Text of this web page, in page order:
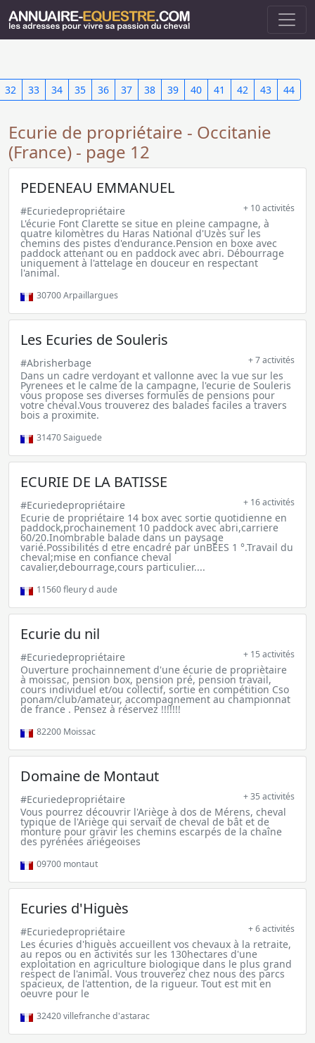
32 33 34 35 36 37 38 39 40 41 42 43 44
Ecurie de propriétaire - Occitanie
(France) - page 12
PEDENEAU EMMANUEL
#Ecuriedepropriétaire + 10 activités
L'écurie Font Clarette se situe en pleine campagne, à
quatre kilomètres du Haras National d'Uzès sur les
chemins des pistes d'endurance.Pension en boxe avec
paddock attenant ou en paddock avec abri. Débourrage
uniquement à l'attelage en douceur en respectant
l'animal.
30700Arpaillargues
Les Ecuries de Souleris
#Abrisherbage + 7 activités
Dans un cadre verdoyant et vallonne avec la vue sur les
Pyrenees et le calme de la campagne, l'ecurie de Souleris
vous propose ses diverses formules de pensions pour
votre cheval.Vous trouverez des balades faciles a travers
bois a proximite.
31470Saiguede
ECURIE DE LA BATISSE
#Ecuriedepropriétaire + 16 activités
Ecurie de propriétaire 14 box avec sortie quotidienne en
paddock,prochainement 10 paddock avec abri,carriere
60/20.Inombrable balade dans un paysage
varié.Possibilités d etre encadré par unBEES 1 °.Travail du
cheval;mise en confiance cheval
cavalier,debourrage,cours particulier....
11560fleury d aude
Ecurie du nil
#Ecuriedepropriétaire + 15 activités
Ouverture prochainnement d'une écurie de propriètaire
à moissac, pension box, pension pré, pension travail,
cours individuel et/ou collectif, sortie en compétition Cso
ponam/club/amateur, accompagnement au championnat
de france . Pensez à réservez !!!!!!!
82200 Moissac
Domaine de Montaut
#Ecuriedepropriétaire + 35 activités
Vous pourrez découvrir l'Ariège à dos de Mérens, cheval
typique de l'Ariège qui servait de cheval de bât et de
monture pour gravir les chemins escarpés de la chaîne
des pyrénées ariégeoises
09700 montaut
Ecuries d'Higuès
#Ecuriedepropriétaire + 6 activités
Les écuries d'higuès accueillent vos chevaux à la retraite,
au repos ou en activités sur les 130hectares d'une
exploitation en agriculture biologique dans le plus grand
respect de l'animal. Vous trouverez chez nous des parcs
spacieux, de l'attention, de la rigueur. Tout est mit en
oeuvre pour le
32420villefranche d'astarac